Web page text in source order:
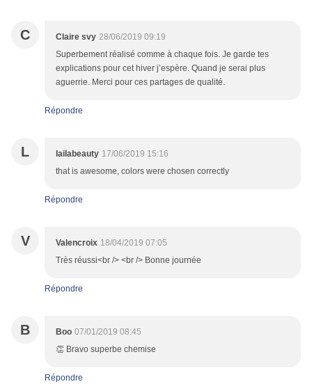
C Claire svy 28/06/2019 09:19
Superbement réalisé comme à chaque fois. Je garde tes
explications pour cet hiver j’espère. Quand je serai plus
aguerrie. Merci pour ces partages de qualité.
Répondre
L lailabeauty 17/06/2019 15:16
that is awesome, colors were chosen correctly
Répondre
V Valencroix 18/04/2019 07:05
Très réussi<br /> <br /> Bonne journée
Répondre
B Boo 07/01/2019 08:45
👏 Bravo superbe chemise
Répondre